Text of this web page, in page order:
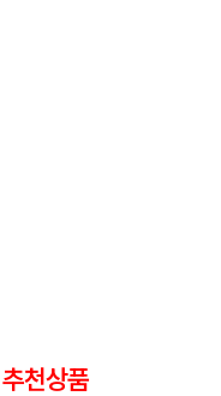
추천상품